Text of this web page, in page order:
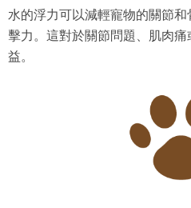
水的浮力可以減輕寵物的關節
擊力。這對於關節問題、肌肉
益。